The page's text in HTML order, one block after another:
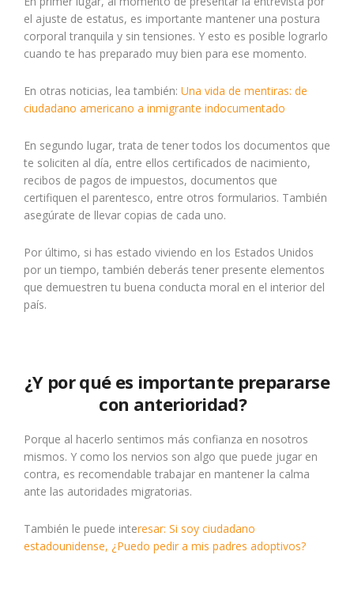
el ajuste de estatus, es importante mantener una postura
corporal tranquila y sin tensiones. Y esto es posible lograrlo
cuando te has preparado muy bien para ese momento.
En otras noticias, lea también: Una vida de mentiras: de
ciudadano americano a inmigrante indocumentado
En segundo lugar, trata de tener todos los documentos que
te soliciten al día, entre ellos certificados de nacimiento,
recibos de pagos de impuestos, documentos que
certifiquen el parentesco, entre otros formularios. También
asegúrate de llevar copias de cada uno.
Por último, si has estado viviendo en los Estados Unidos
por un tiempo, también deberás tener presente elementos
que demuestren tu buena conducta moral en el interior del
país.
¿Y por qué es importante prepararse
con anterioridad?
Porque al hacerlo sentimos más confianza en nosotros
mismos. Y como los nervios son algo que puede jugar en
contra, es recomendable trabajar en mantener la calma
ante las autoridades migratorias.
También le puede interesar: Si soy ciudadano
estadounidense, ¿Puedo pedir a mis padres adoptivos?